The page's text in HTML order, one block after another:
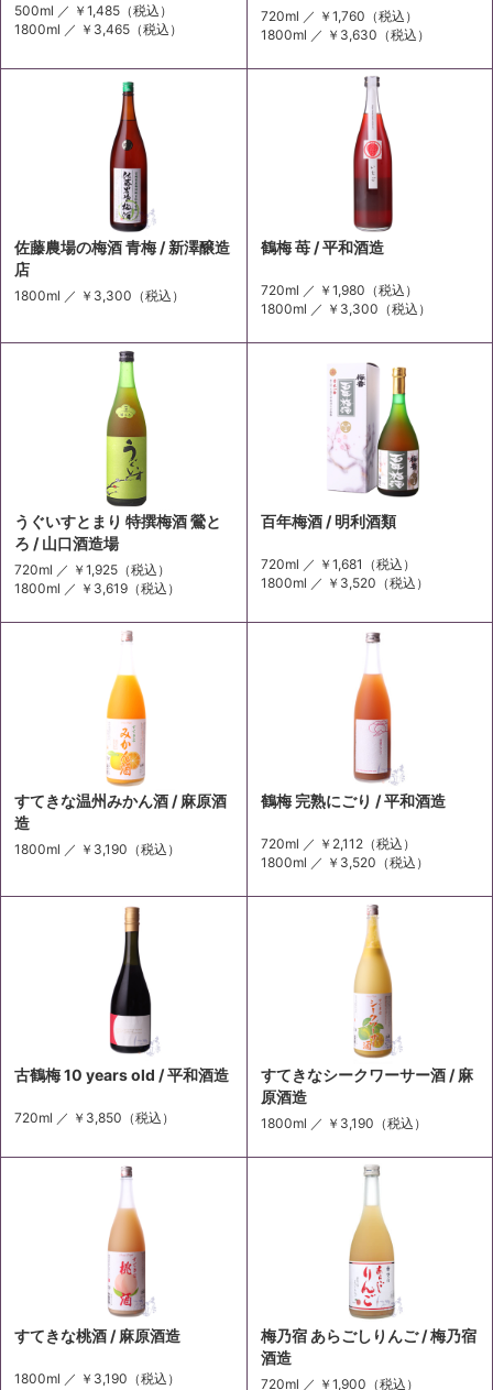
500ml ／ ￥1,485 （税込）
1800ml ／ ￥3,465 （税込）
720ml ／ ￥1,760 （税込）
1800ml ／ ￥3,630 （税込）
佐藤農場の梅酒 青梅 / 新澤醸造
店
1800ml ／ ￥3,300 （税込）
鶴梅 苺 / 平和酒造
720ml ／ ￥1,980 （税込）
1800ml ／ ￥3,300 （税込）
うぐいすとまり 特撰梅酒 鶯と
ろ / 山口酒造場
720ml ／ ￥1,925 （税込）
1800ml ／ ￥3,619 （税込）
百年梅酒 / 明利酒類
720ml ／ ￥1,681 （税込）
1800ml ／ ￥3,520 （税込）
すてきな温州みかん酒 / 麻原酒
造
1800ml ／ ￥3,190 （税込）
鶴梅 完熟にごり / 平和酒造
720ml ／ ￥2,112（税込）
1800ml ／ ￥3,520 （税込）
古鶴梅 10 years old / 平和酒造
720ml ／ ￥3,850 （税込）
すてきなシークワーサー酒 / 麻
原酒造
1800ml ／ ￥3,190 （税込）
すてきな桃酒 / 麻原酒造
1800ml ／ ￥3,190 （税込）
梅乃宿 あらごしりんご / 梅乃宿
酒造
720ml ／ ￥1,900 （税込）